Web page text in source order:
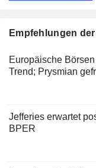
Empfehlungen
Europäische
Trend; Prysmian
Jefferies erwartet
BPER